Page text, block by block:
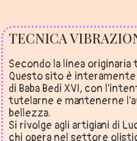
TECNICA
Secondo la linea originaria
Questo sito è
di Baba Bedi XVI, con
tutelarne e mantenerne
bellezza.
Si rivolge agli artigiani di
chi opera nel settore